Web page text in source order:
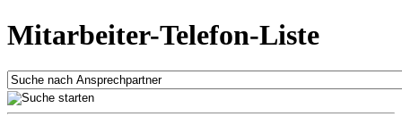
Mitarbeiter-Telefon-Liste